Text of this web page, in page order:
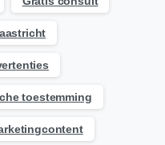
toestemming